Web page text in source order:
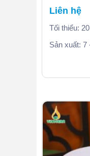
Liên hệ
Tối thiểu:
Sản xuất: 7